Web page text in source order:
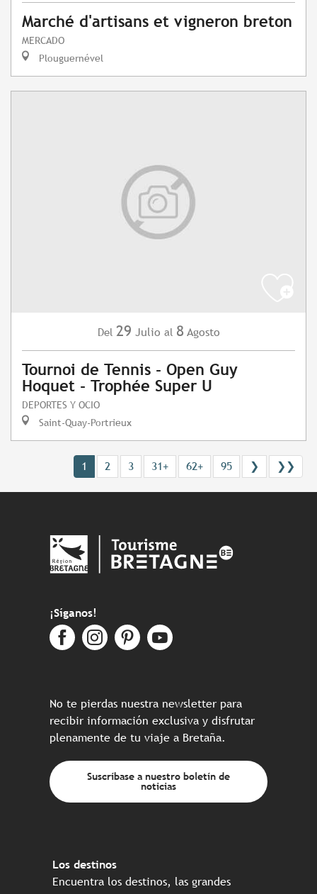
Marché d'artisans et vigneron breton
MERCADO
Plouguernével
Del 29 Julio al 8 Agosto
Tournoi de Tennis - Open Guy
Hoquet - Trophée Super U
DEPORTES Y OCIO
Saint-Quay-Portrieux
1 2 3 31+ 62+ 95 ❯ ❯❯
¡Síganos!
No te pierdas nuestra newsletter para
recibir información exclusiva y disfrutar
plenamente de tu viaje a Bretaña.
Suscríbase a nuestro boletín de
noticias
Los destinos
Encuentra los destinos, las grandes